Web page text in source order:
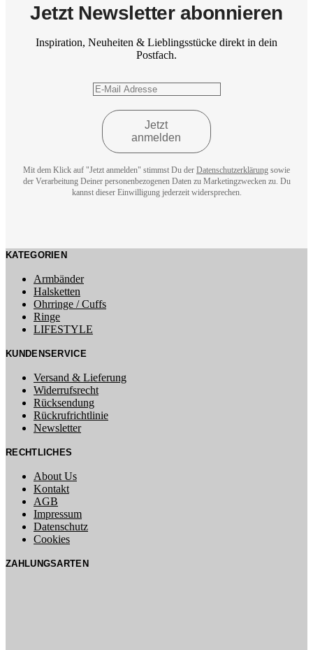
Jetzt Newsletter abonnieren
Inspiration, Neuheiten & Lieblingsstücke direkt in dein
Postfach.
Mit dem Klick auf "Jetzt anmelden" stimmst Du der Datenschutzerklärung sowie
der Verarbeitung Deiner personenbezogenen Daten zu Marketingzwecken zu. Du
kannst dieser Einwilligung jederzeit widersprechen.
KATEGORIEN
Armbänder
Halsketten
Ohrringe / Cuffs
Ringe
LIFESTYLE
KUNDENSERVICE
Versand & Lieferung
Widerrufsrecht
Rücksendung
Rückrufrichtlinie
Newsletter
RECHTLICHES
About Us
Kontakt
AGB
Impressum
Datenschutz
Cookies
ZAHLUNGSARTEN